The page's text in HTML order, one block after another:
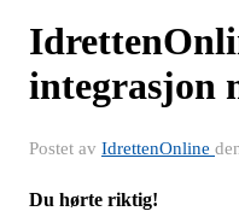
integrasjon
Postet av IdrettenOnline
Du hørte riktig!